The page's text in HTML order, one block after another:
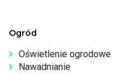
Ogród
Oświetlenie ogrodowe
Nawadnianie